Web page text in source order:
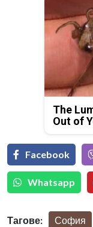
The
Out of
Facebook
Whatsapp
Тагове: София